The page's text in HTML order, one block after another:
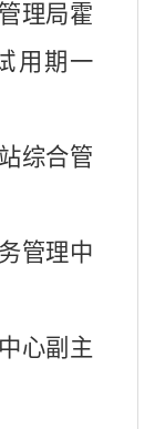
理局霍
用期一
综合管
管理中
心副主